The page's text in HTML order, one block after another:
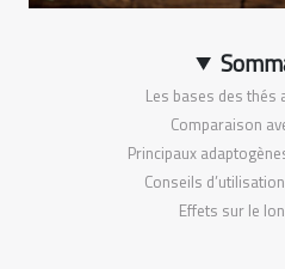
Les bases des thés
Comparaison
Principaux
Conseils
Effets sur le